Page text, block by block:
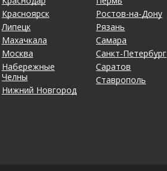
Красноярск
Липецк
Махачкала
Москва
Набережные
Челны
Нижний Новгород
Ростов-на-Дону
Рязань
Самара
Санкт-Петербург
Саратов
Ставрополь